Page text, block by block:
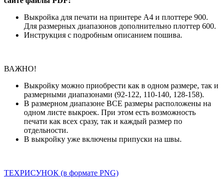
Выкройка для печати на принтере А4 и плоттере 900.
Для размерных диапазонов дополнительно плоттер 600.
Инструкция с подробным описанием пошива.
ВАЖНО!
Выкройку можно приобрести как в одном размере, так и
размерными диапазонами (92-122, 110-140, 128-158).
В размерном диапазоне ВСЕ размеры расположены на
одном листе выкроек. При этом есть возможность
печати как всех сразу, так и каждый размер по
отдельности.
В выкройку уже включены припуски на швы.
ТЕХРИСУНОК (в формате PNG)